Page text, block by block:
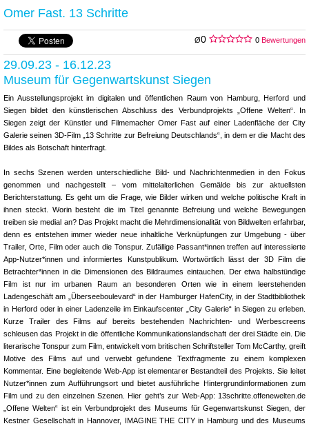
Omer Fast. 13 Schritte
Ø0 0 Bewertungen
29.09.23 - 16.12.23
Museum für Gegenwartskunst Siegen
Ein Ausstellungsprojekt im digitalen und öffentlichen Raum von Hamburg, Herford und
Siegen bildet den künstlerischen Abschluss des Verbundprojekts „Offene Welten“. In
Siegen zeigt der Künstler und Filmemacher Omer Fast auf einer Ladenfläche der City
Galerie seinen 3D-Film „13 Schritte zur Befreiung Deutschlands“, in dem er die Macht des
Bildes als Botschaft hinterfragt.
In sechs Szenen werden unterschiedliche Bild- und Nachrichtenmedien in den Fokus
genommen und nachgestellt – vom mittelalterlichen Gemälde bis zur aktuellsten
Berichterstattung. Es geht um die Frage, wie Bilder wirken und welche politische Kraft in
ihnen steckt. Worin besteht die im Titel genannte Befreiung und welche Bewegungen
treiben sie medial an? Das Projekt macht die Mehrdimensionalität von Bildwelten erfahrbar,
denn es entstehen immer wieder neue inhaltliche Verknüpfungen zur Umgebung - über
Trailer, Orte, Film oder auch die Tonspur. Zufällige Passant*innen treffen auf interessierte
App-Nutzer*innen und informiertes Kunstpublikum. Wortwörtlich lässt der 3D Film die
Betrachter*innen in die Dimensionen des Bildraumes eintauchen. Der etwa halbstündige
Film ist nur im urbanen Raum an besonderen Orten wie in einem leerstehenden
Ladengeschäft am „Überseeboulevard“ in der Hamburger HafenCity, in der Stadtbibliothek
in Herford oder in einer Ladenzeile im Einkaufscenter „City Galerie“ in Siegen zu erleben.
Kurze Trailer des Films auf bereits bestehenden Nachrichten- und Werbescreens
schleusen das Projekt in die öffentliche Kommunikationslandschaft der drei Städte ein. Die
literarische Tonspur zum Film, entwickelt vom britischen Schriftsteller Tom McCarthy, greift
Motive des Films auf und verwebt gefundene Textfragmente zu einem komplexen
Kommentar. Eine begleitende Web-App ist elementarer Bestandteil des Projekts. Sie leitet
Nutzer*innen zum Aufführungsort und bietet ausführliche Hintergrundinformationen zum
Film und zu den einzelnen Szenen. Hier geht’s zur Web-App: 13schritte.offenewelten.de
„Offene Welten“ ist ein Verbundprojekt des Museums für Gegenwartskunst Siegen, der
Kestner Gesellschaft in Hannover, IMAGINE THE CITY in Hamburg und des Museums